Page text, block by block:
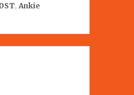
, Ankie